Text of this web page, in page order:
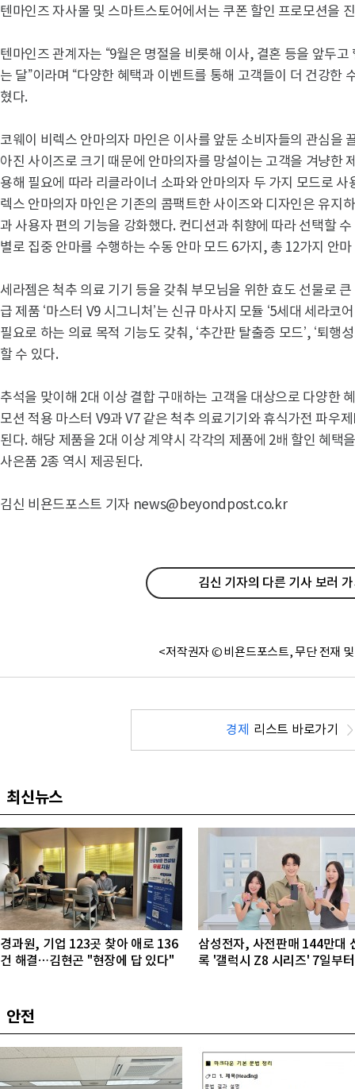
텐마인즈 자사몰 및 스마트스토어에서는 쿠폰 할인 프로모션을
텐마인즈 관계자는 “9월은 명절을 비롯해 이사, 결혼 등을 앞두
는 달”이라며 “다양한 혜택과 이벤트를 통해 고객들이 더 건강한
혔다.
코웨이 비렉스 안마의자 마인은 이사를 앞둔 소비자들의 관심을
아진 사이즈로 크기 때문에 안마의자를 망설이는 고객을 겨냥한
용해 필요에 따라 리클라이너 소파와 안마의자 두 가지 모드로
렉스 안마의자 마인은 기존의 콤팩트한 사이즈와 디자인은 유지
과 사용자 편의 기능을 강화했다. 컨디션과 취향에 따라 선택할
별로 집중 안마를 수행하는 수동 안마 모드 6가지, 총 12가지 안
세라젬은 척추 의료 기기 등을 갖춰 부모님을 위한 효도 선물로
급 제품 ‘마스터 V9 시그니처’는 신규 마사지 모듈 ‘5세대 세라코
필요로 하는 의료 목적 기능도 갖춰, ‘추간판 탈출증 모드’, ‘퇴행
할 수 있다.
추석을 맞이해 2대 이상 결합 구매하는 고객을 대상으로 다양한
모션 적용 마스터 V9과 V7 같은 척추 의료기기와 휴식가전 파우
된다. 해당 제품을 2대 이상 계약시 각각의 제품에 2배 할인 혜택
사은품 2종 역시 제공된다.
김신 비욘드포스트 기자 news@beyondpost.co.kr
김신 기자의 다른 기사 보러
<저작권자 © 비욘드포스트, 무단 전재
경제 리스트 바로가기
최신뉴스
경과원, 기업 123곳 찾아 애로 136
건 해결…김현곤 "현장에 답 있다"
삼성전자, 사전판매 144만대
록 '갤럭시 Z8 시리즈' 7일부
안전